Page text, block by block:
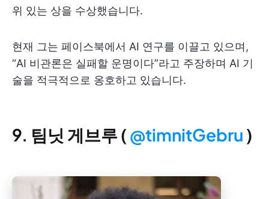
위 있는 상을 수상했습니다.
현재 그는 페이스북에서 AI 연구를 이끌고 있으며,
“AI 비관론은 실패할 운명이다”라고 주장하며 AI 기
술을 적극적으로 옹호하고 있습니다.
9. 팀닛 게브루 ( @timnitGebru )